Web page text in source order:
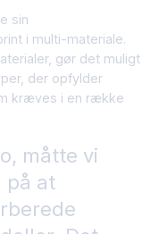
sin
i multi-materiale.
gør det muligt
der opfylder
kræves i en række
måtte vi
på at